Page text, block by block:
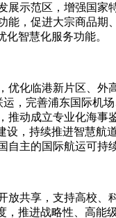
示范区，增强国
，促进大宗商品
智慧化服务功能。
化临港新片区、
，完善浦东国际
动成立专业化海
，持续推进智慧
主的国际航运可持
共享，支持高校
推进战略性、高